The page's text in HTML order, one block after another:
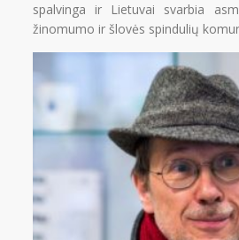
spalvinga ir Lietuvai svarbia
žinomumo ir šlovės spindulių